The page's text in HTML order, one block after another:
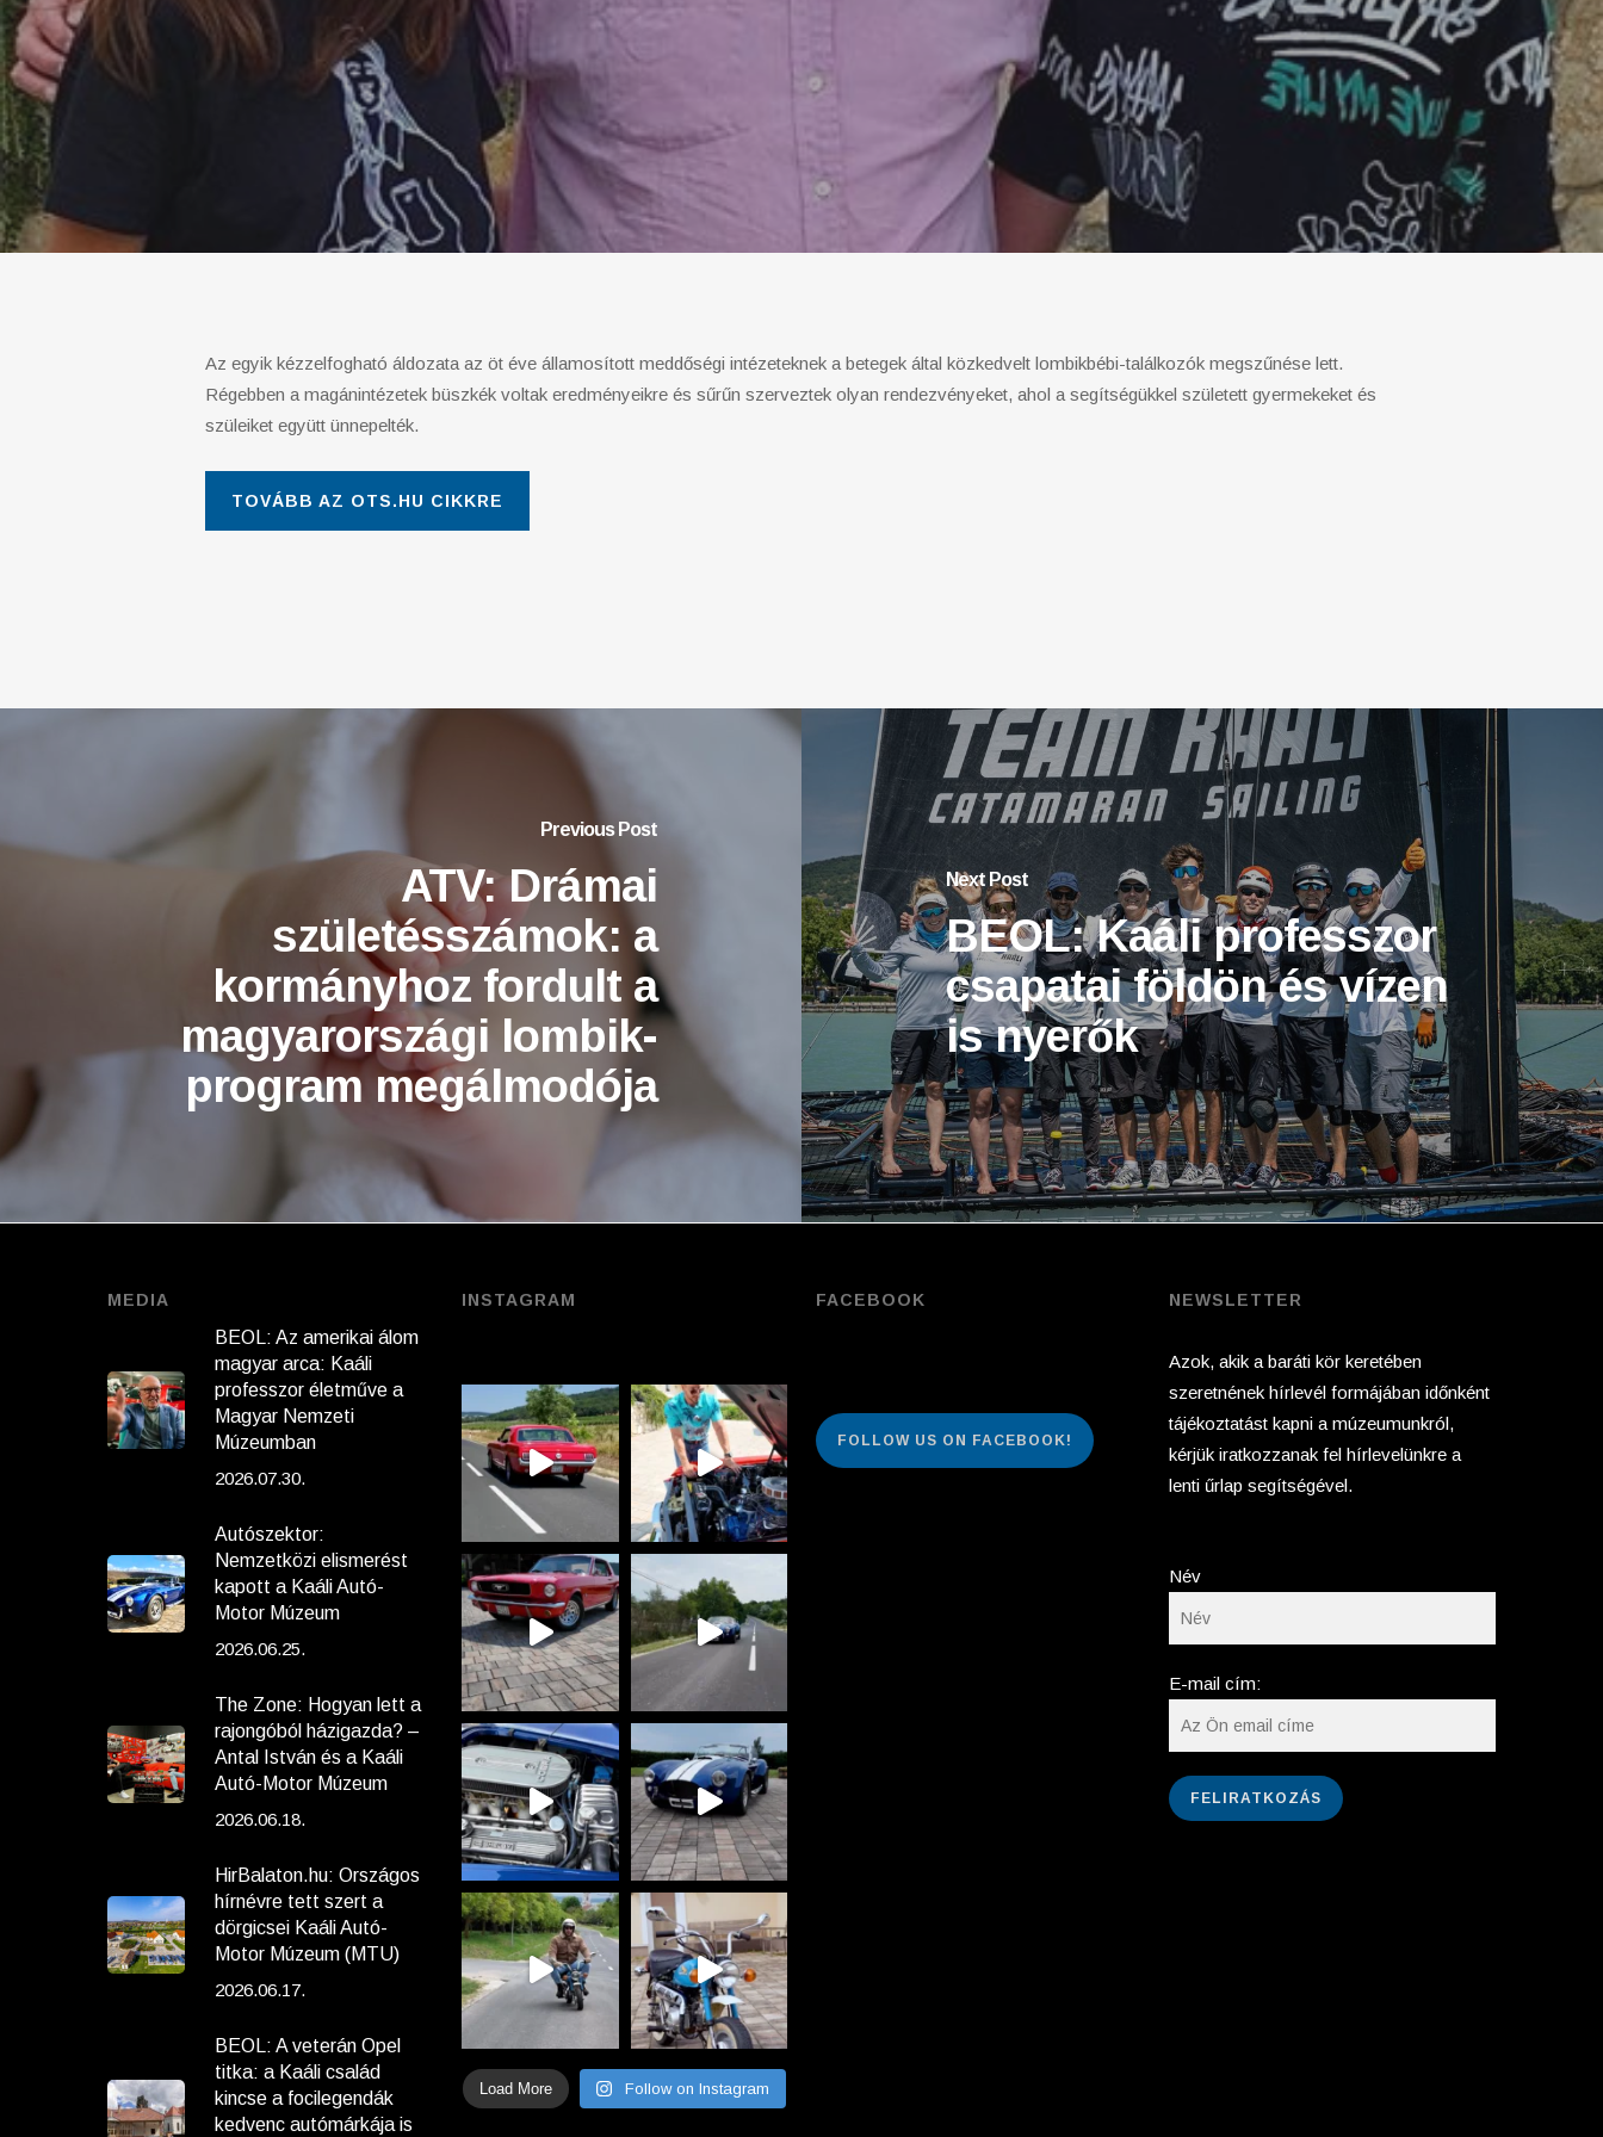
Az egyik kézzelfogható áldozata az öt éve államosított meddőségi intézeteknek a betegek által közkedvelt lombikbébi-találkozók megszűnése lett.
Régebben a magánintézetek büszkék voltak eredményeikre és sűrűn szerveztek olyan rendezvényeket, ahol a segítségükkel született gyermekeket és
szüleiket együtt ünnepelték.
TOVÁBB AZ OTS.HU CIKKRE
Previous Post
ATV: Drámai
születésszámok: a
kormányhoz fordult a
magyarországi lombik-
program megálmodója
Next Post
BEOL: Kaáli professzor
csapatai földön és vízen
is nyerők
MEDIA
BEOL: Az amerikai álom
magyar arca: Kaáli
professzor életműve a
Magyar Nemzeti
Múzeumban
2026.07.30.
Autószektor:
Nemzetközi elismerést
kapott a Kaáli Autó-
Motor Múzeum
2026.06.25.
The Zone: Hogyan lett a
rajongóból házigazda? –
Antal István és a Kaáli
Autó-Motor Múzeum
2026.06.18.
HirBalaton.hu: Országos
hírnévre tett szert a
dörgicsei Kaáli Autó-
Motor Múzeum (MTU)
2026.06.17.
BEOL: A veterán Opel
titka: a Kaáli család
kincse a focilegendák
kedvenc autómárkája is
INSTAGRAM
Load More Follow on Instagram
FACEBOOK
FOLLOW US ON FACEBOOK!
NEWSLETTER
Azok, akik a baráti kör keretében
szeretnének hírlevél formájában időnként
tájékoztatást kapni a múzeumunkról,
kérjük iratkozzanak fel hírlevelünkre a
lenti űrlap segítségével.
Név
E-mail cím: